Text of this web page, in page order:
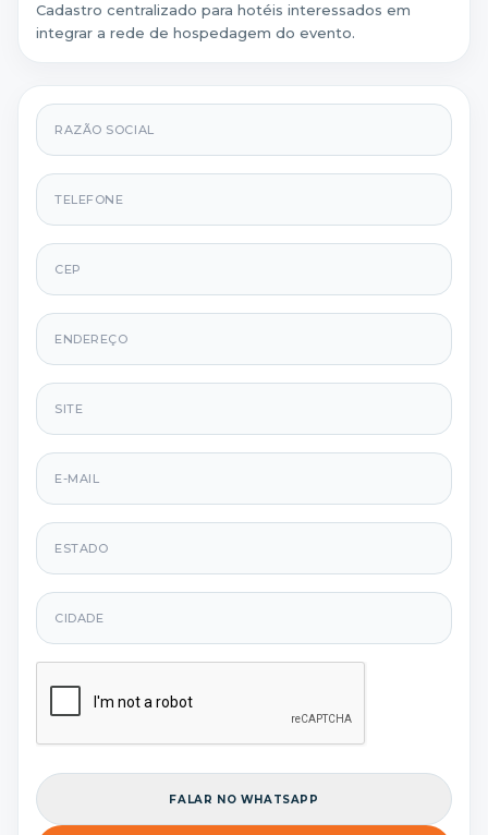
Cadastro centralizado para hotéis interessados em
integrar a rede de hospedagem do evento.
Razão social
Telefone
CEP
Endereço
Site
E-mail
Estado
Cidade
FALAR NO WHATSAPP